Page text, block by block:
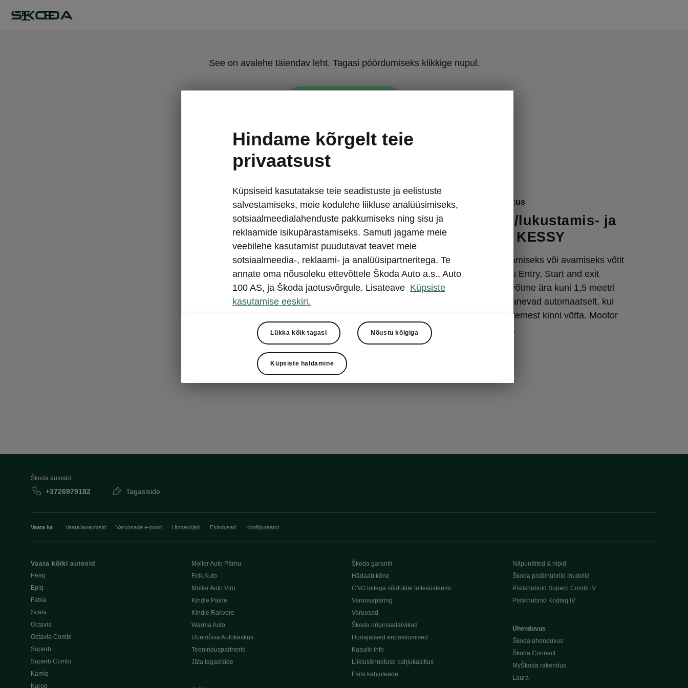
ET
See on avalehe täiendav leht. Tagasi pöördumiseks klikkige nupul.
Škoda Fabia mugavusvarustus
Võtmeta avamis-/lukustamis- ja
käivitussüsteem KESSY
Enam pole vaja auto lukustamiseks või avamiseks võtit
kätte võtta. KESSY (Keyless Entry, Start and exit
SYstem) juhtseade tunneb võtme ära kuni 1,5 meetri
kauguselt. Sõiduki lukud avanevad automaatselt, kui
esiukse või tagaluugi käepidemest kinni võtta. Mootor
käivitub nupuvajutuse peale.
Škoda autoabi
+3726979182 Tagasiside
Vaata ka Vaata laoautosid Varuosade e-pood Hinnakirjad Esindused Konfiguraator
Vaata kõiki autosid
Peaq
Epiq
Fabia
Scala
Octavia
Octavia Combi
Superb
Superb Combi
Kamiq
Karoq
Moller Auto Pärnu
Folk Auto
Moller Auto Viru
Kindle Paide
Kindle Rakvere
Warma Auto
Uuemõisa Autokeskus
Teeninduspartnerid
Jäta tagasiside
Škoda garantii
Hädaabikõne
CNG toitega sõidukite toitesüsteemi
Varuosapäring
Varuosad
Škoda originaaltarvikud
Hooajalised eripakkumised
Kasulik info
Liiklusõnnetuse kahjukäsitlus
Esita kahjuteade
Näpunäited & nipid
Škoda pistikhübriid mudelid
Pistikhübriid Superb Combi iV
Pistikhübriid Kodiaq iV
Ühenduvus
Škoda ühenduvus
Škoda Connect
MyŠkoda rakendus
Laura
Hindame kõrgelt teie
privaatsust
Küpsiseid kasutatakse teie seadistuste ja eelistuste
salvestamiseks, meie kodulehe liikluse analüüsimiseks,
sotsiaalmeedialahenduste pakkumiseks ning sisu ja
reklaamide isikupärastamiseks. Samuti jagame meie
veebilehe kasutamist puudutavat teavet meie
sotsiaalmeedia-, reklaami- ja analüüsipartneritega. Te
annate oma nõusoleku ettevõttele Škoda Auto a.s., Auto
100 AS, ja Škoda jaotusvõrgule. Lisateave Küpsiste
kasutamise eeskiri.
Lükka kõik tagasi Nõustu kõigiga
Küpsiste haldamine